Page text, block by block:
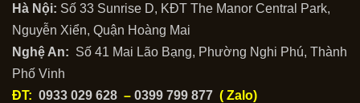
Hà Nội: Số 33 Sunrise D, KĐT The Manor Central Park,
Nguyễn Xiển, Quận Hoàng Mai
Nghệ An: Số 41 Mai Lão Bạng, Phường Nghi Phú, Thành
Phố Vinh
ĐT: 0933 029 628 – 0399 799 877 ( Zalo)